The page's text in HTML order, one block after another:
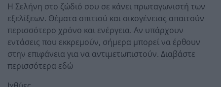
Η Σελήνη στο ζώδιό σου σε κάνει πρωταγωνιστή των
εξελίξεων. Θέματα σπιτιού και οικογένειας απαιτούν
περισσότερο χρόνο και ενέργεια. Αν υπάρχουν
εντάσεις που εκκρεμούν, σήμερα μπορεί να έρθουν
στην επιφάνεια για να αντιμετωπιστούν. Διαβάστε
περισσότερα εδώ